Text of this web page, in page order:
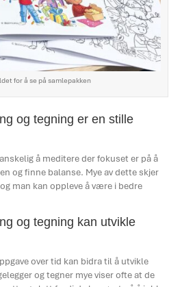
for å se på samlepakken
og tegning er en stille
å meditere der fokuset er på å
og finne balanse. Mye av dette skjer
man kan oppleve å være i bedre
og tegning kan utvikle
over tid kan bidra til å utvikle
og tegner mye viser ofte at de